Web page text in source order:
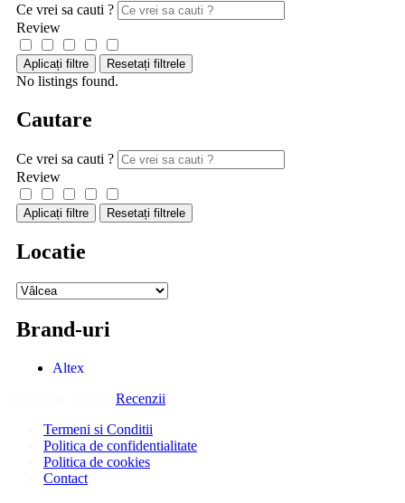
Ce vrei sa cauti ?
Review
Aplicați filtre Resetați filtrele
No listings found.
Cautare
Ce vrei sa cauti ?
Review
Aplicați filtre Resetați filtrele
Locatie
Brand-uri
Altex
Recenzii
Termeni si Conditii
Politica de confidentialitate
Politica de cookies
Contact